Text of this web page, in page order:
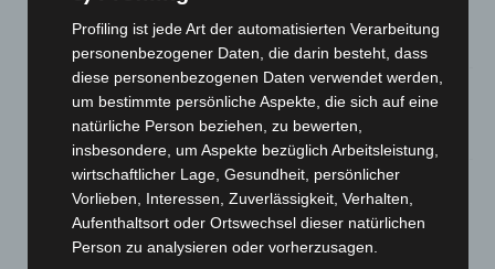
Roten Kreuz
Mann läuft mit Hockeyschläger über A7 – Polizei sucht
Zeugen
5. August 2026
Celle: Mensch stirbt bei Bagger-Unfall auf Baustelle
Profiling ist jede Art der automatisierten Verarbeitung
personenbezogener Daten, die darin besteht, dass
diese personenbezogenen Daten verwendet werden,
um bestimmte persönliche Aspekte, die sich auf eine
natürliche Person beziehen, zu bewerten,
insbesondere, um Aspekte bezüglich Arbeitsleistung,
wirtschaftlicher Lage, Gesundheit, persönlicher
Vorlieben, Interessen, Zuverlässigkeit, Verhalten,
Aufenthaltsort oder Ortswechsel dieser natürlichen
Person zu analysieren oder vorherzusagen.